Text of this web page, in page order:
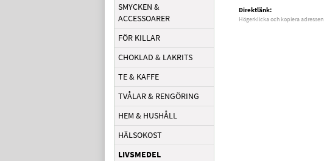
SMYCKEN &
ACCESSOARER
FÖR KILLAR
CHOKLAD & LAKRITS
TE & KAFFE
TVÅLAR & RENGÖRING
HEM & HUSHÅLL
HÄLSOKOST
LIVSMEDEL
Direktlänk:
Högerklicka och kopiera adressen